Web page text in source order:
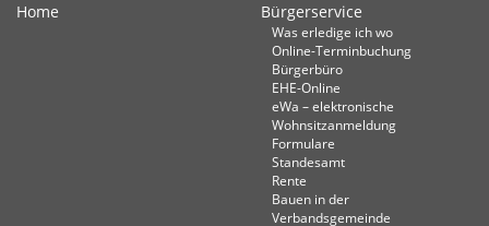
Home Bürgerservice
Was erledige ich wo
Online-Terminbuchung
Bürgerbüro
EHE-Online
eWa – elektronische
Wohnsitzanmeldung
Formulare
Standesamt
Rente
Bauen in der
Verbandsgemeinde